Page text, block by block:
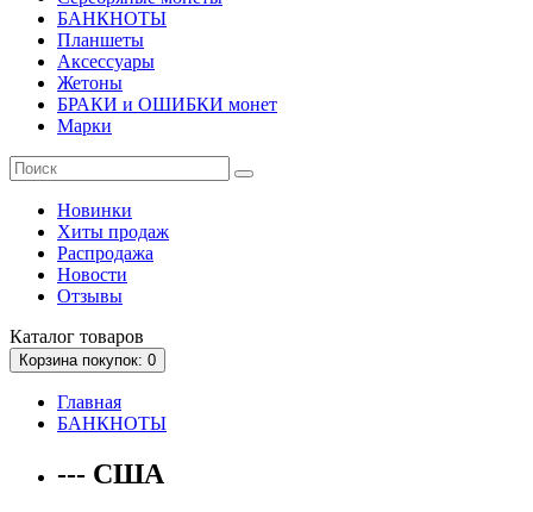
БАНКНОТЫ
Планшеты
Аксессуары
Жетоны
БРАКИ и ОШИБКИ монет
Марки
Новинки
Хиты продаж
Распродажа
Новости
Отзывы
Каталог товаров
Корзинапокупок: 0
Главная
БАНКНОТЫ
--- США